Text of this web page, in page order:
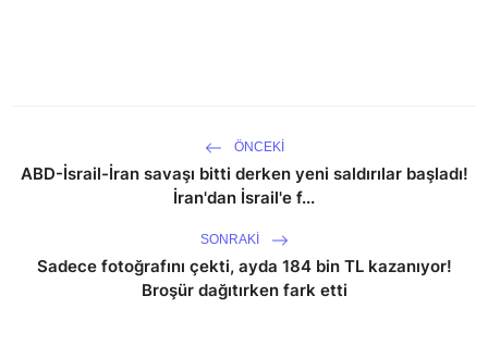
ÖNCEKI
ABD-İsrail-İran savaşı bitti derken yeni saldırılar başladı!
İran'dan İsrail'e f...
SONRAKI
Sadece fotoğrafını çekti, ayda 184 bin TL kazanıyor!
Broşür dağıtırken fark etti